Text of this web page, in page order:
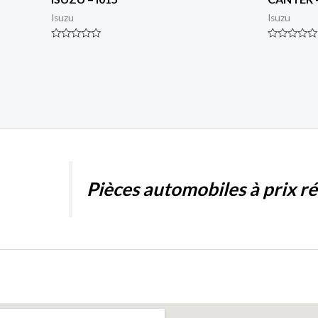
Isuzu Isuzu
Pièces automobiles à prix